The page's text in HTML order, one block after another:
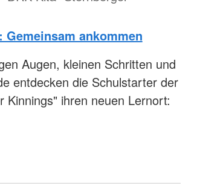
Gemeinsam ankommen
Augen, kleinen Schritten und
entdecken die Schulstarter der
Kinnings" ihren neuen Lernort: